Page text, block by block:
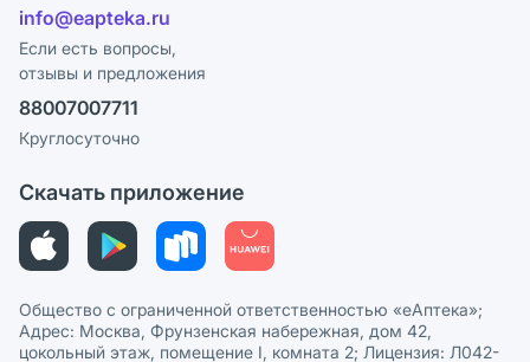
Блог
Лицензия
Реклама на сайте
Ваши товары на ЕАПТЕКЕ
Программа СберСпасибо
Политика конфиденциальности
Пользовательское соглашение
Политика рекомендаций
Этика и соответствие
Политика в отношении обработки персональных данных
info@eapteka.ru
Если есть вопросы,
отзывы и предложения
88007007711
Круглосуточно
Скачать приложение
Общество с ограниченной ответственностью «еАптека»;
Адрес: Москва, Фрунзенская набережная, дом 42,
цокольный этаж, помещение I, комната 2; Лицензия: Л042-